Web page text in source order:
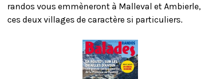
randos vous emmèneront à Malleval et Ambierle,
ces deux villages de caractère si particuliers.